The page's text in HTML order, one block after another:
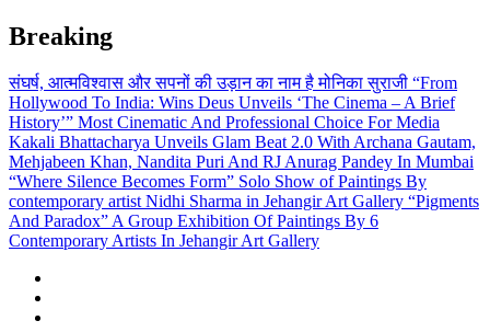
Skip
to
content
Breaking
संघर्ष, आत्मविश्वास और सपनों की उड़ान का नाम है मोनिका सुराजी “From
Hollywood To India: Wins Deus Unveils ‘The Cinema – A Brief
History’” Most Cinematic And Professional Choice For Media
Kakali Bhattacharya Unveils Glam Beat 2.0 With Archana Gautam,
Mehjabeen Khan, Nandita Puri And RJ Anurag Pandey In Mumbai
“Where Silence Becomes Form” Solo Show of Paintings By
contemporary artist Nidhi Sharma in Jehangir Art Gallery “Pigments
And Paradox” A Group Exhibition Of Paintings By 6
Contemporary Artists In Jehangir Art Gallery